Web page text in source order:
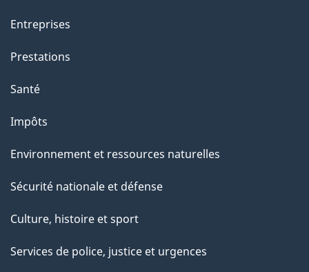
Entreprises
Prestations
Santé
Impôts
Environnement et ressources naturelles
Sécurité nationale et défense
Culture, histoire et sport
Services de police, justice et urgences